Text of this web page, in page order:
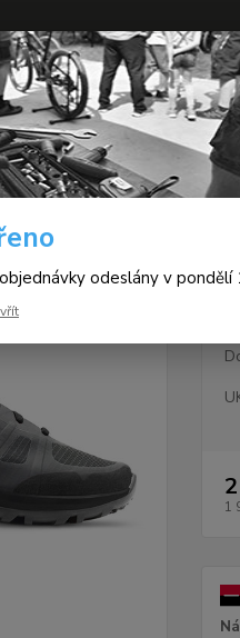
Hledat (Po-
1
odeslány v pondělí